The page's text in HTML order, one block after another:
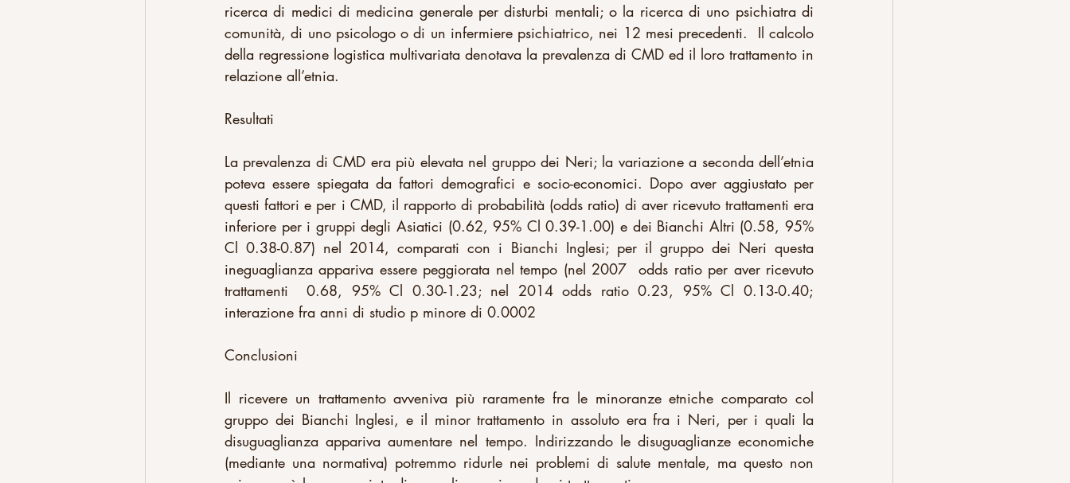
ricerca di medici di medicina generale per disturbi mentali; o la ricerca di uno psichiatra di
comunità, di uno psicologo o di un infermiere psichiatrico, nei 12 mesi precedenti.  Il calcolo
della regressione logistica multivariata denotava la prevalenza di CMD ed il loro trattamento in
relazione all’etnia.
Resultati
La prevalenza di CMD era più elevata nel gruppo dei Neri; la variazione a seconda dell’etnia
poteva essere spiegata da fattori demografici e socio-economici. Dopo aver aggiustato per
questi fattori e per i CMD, il rapporto di probabilità (odds ratio) di aver ricevuto trattamenti era
inferiore per i gruppi degli Asiatici (0.62, 95% Cl 0.39-1.00) e dei Bianchi Altri (0.58, 95%
Cl 0.38-0.87) nel 2014, comparati con i Bianchi Inglesi; per il gruppo dei Neri questa
ineguaglianza appariva essere peggiorata nel tempo (nel 2007  odds ratio per aver ricevuto
trattamenti  0.68, 95% Cl 0.30-1.23; nel 2014 odds ratio 0.23, 95% Cl 0.13-0.40;
interazione fra anni di studio p minore di 0.0002
Conclusioni
Il ricevere un trattamento avveniva più raramente fra le minoranze etniche comparato col
gruppo dei Bianchi Inglesi, e il minor trattamento in assoluto era fra i Neri, per i quali la
disuguaglianza appariva aumentare nel tempo. Indirizzando le disuguaglianze economiche
(mediante una normativa) potremmo ridurle nei problemi di salute mentale, ma questo non